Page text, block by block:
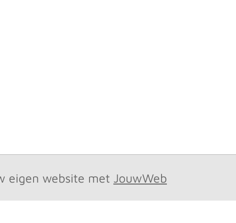
eigen website met JouwWeb